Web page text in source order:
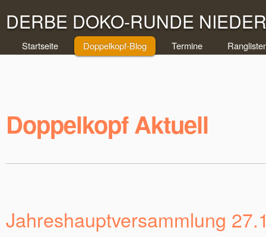
DERBE DOKO-RUNDE
Startseite Doppelkopf-Blog Termine
Doppelkopf Aktuell
Jahreshauptversammlung